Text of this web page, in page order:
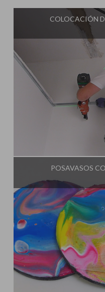
COLOCACIÓN
POSAVASOS